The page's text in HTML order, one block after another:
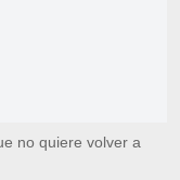
no quiere volver a